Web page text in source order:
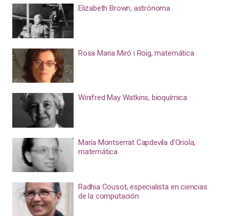
Elizabeth Brown, astrónoma
Rosa Maria Miró i Roig, matemática
Winifred May Watkins, bioquímica
María Montserrat Capdevila d’Oriola,
matemática
Radhia Cousot, especialista en ciencias
de la computación